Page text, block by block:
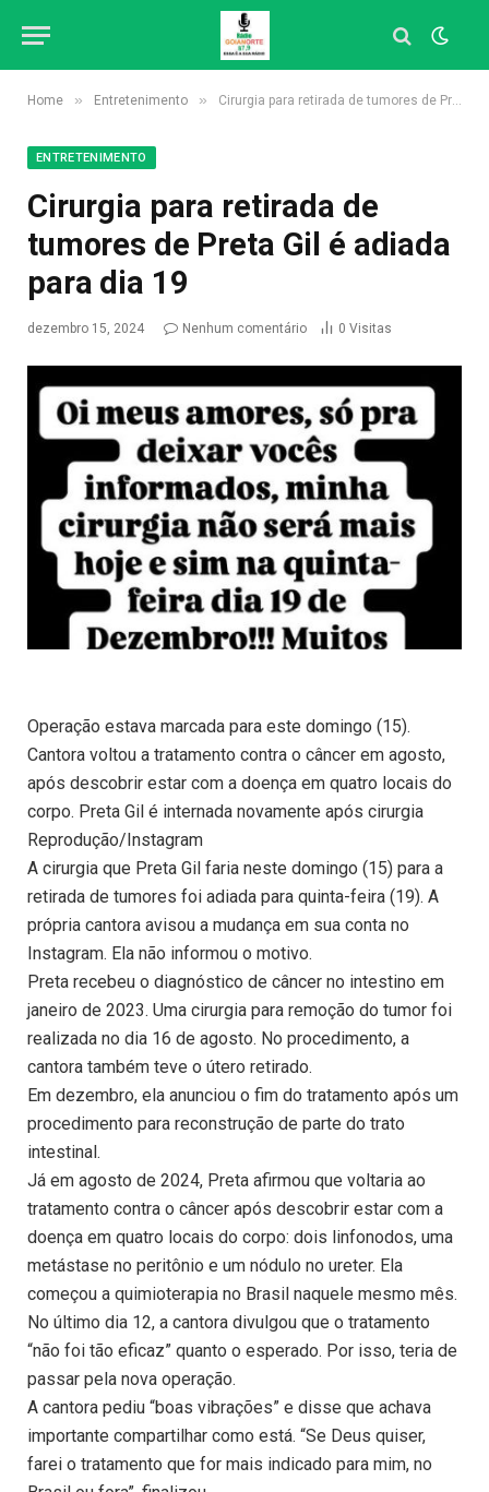
Home » Entretenimento » Cirurgia para retirada de tumores de Preta Gil é adiada para dia 19
ENTRETENIMENTO
Cirurgia para retirada de
tumores de Preta Gil é adiada
para dia 19
dezembro 15, 2024 Nenhum comentário 0 Visitas
Operação estava marcada para este domingo (15).
Cantora voltou a tratamento contra o câncer em agosto,
após descobrir estar com a doença em quatro locais do
corpo. Preta Gil é internada novamente após cirurgia
Reprodução/Instagram
A cirurgia que Preta Gil faria neste domingo (15) para a
retirada de tumores foi adiada para quinta-feira (19). A
própria cantora avisou a mudança em sua conta no
Instagram. Ela não informou o motivo.
Preta recebeu o diagnóstico de câncer no intestino em
janeiro de 2023. Uma cirurgia para remoção do tumor foi
realizada no dia 16 de agosto. No procedimento, a
cantora também teve o útero retirado.
Em dezembro, ela anunciou o fim do tratamento após um
procedimento para reconstrução de parte do trato
intestinal.
Já em agosto de 2024, Preta afirmou que voltaria ao
tratamento contra o câncer após descobrir estar com a
doença em quatro locais do corpo: dois linfonodos, uma
metástase no peritônio e um nódulo no ureter. Ela
começou a quimioterapia no Brasil naquele mesmo mês.
No último dia 12, a cantora divulgou que o tratamento
“não foi tão eficaz” quanto o esperado. Por isso, teria de
passar pela nova operação.
A cantora pediu “boas vibrações” e disse que achava
importante compartilhar como está. “Se Deus quiser,
farei o tratamento que for mais indicado para mim, no